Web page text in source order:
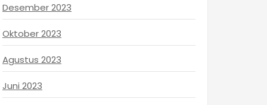
Desember 2023
Oktober 2023
Agustus 2023
Juni 2023